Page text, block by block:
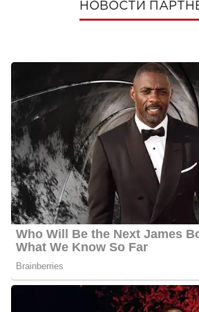
НОВОСТИ